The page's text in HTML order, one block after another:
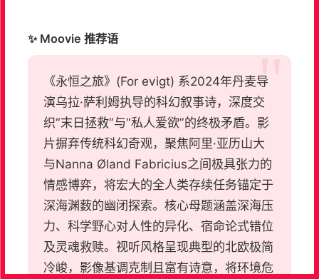
✨ Moovie 推荐语
《永恒之旅》(For evigt) 系2024年丹麦导
演乌拉·萨利姆执导的科幻叙事诗，深度交
织“末日拯救”与“私人爱欲”的终极矛盾。影
片摒弃传统科幻奇观，聚焦阿里·亚历山大
与Nanna Øland Fabricius之间极具张力的
情感博弈，将宏大的全人类存续任务锚定于
深海渊薮的幽闭探索。核心母题涵盖深海压
力、科学野心对人性的异化、宿命论式错位
及灵魂救赎。视听风格呈现典型的北欧极简
冷峻，影像基调克制且富有诗意，将环境危